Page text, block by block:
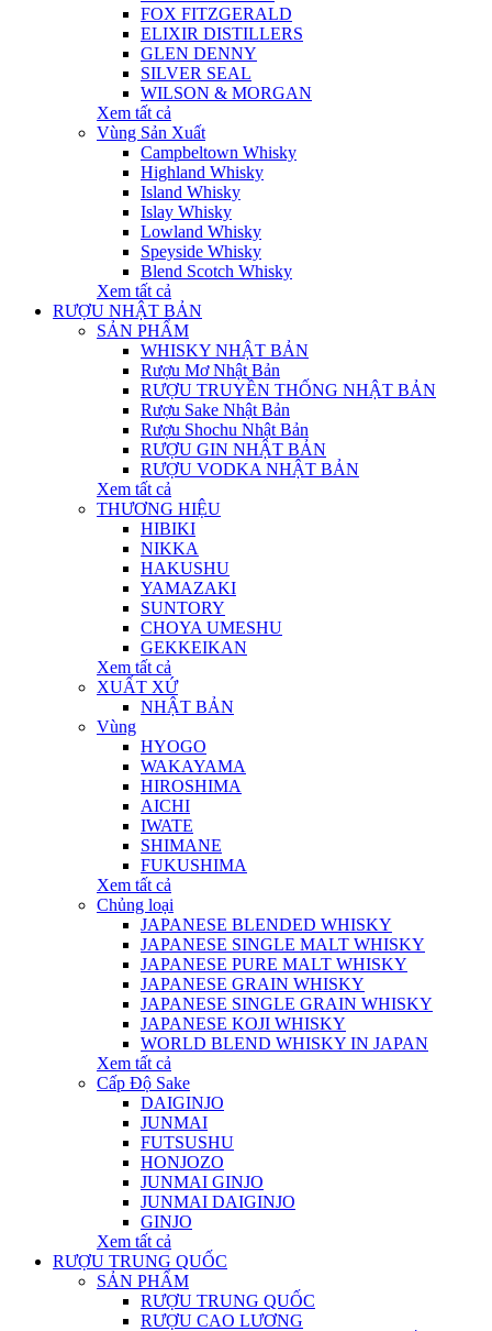
FOX FITZGERALD
ELIXIR DISTILLERS
GLEN DENNY
SILVER SEAL
WILSON & MORGAN
Xem tất cả
Vùng Sản Xuất
Campbeltown Whisky
Highland Whisky
Island Whisky
Islay Whisky
Lowland Whisky
Speyside Whisky
Blend Scotch Whisky
Xem tất cả
RƯỢU NHẬT BẢN
SẢN PHẨM
WHISKY NHẬT BẢN
Rượu Mơ Nhật Bản
RƯỢU TRUYỀN THỐNG NHẬT BẢN
Rượu Sake Nhật Bản
Rượu Shochu Nhật Bản
RƯỢU GIN NHẬT BẢN
RƯỢU VODKA NHẬT BẢN
Xem tất cả
THƯƠNG HIỆU
HIBIKI
NIKKA
HAKUSHU
YAMAZAKI
SUNTORY
CHOYA UMESHU
GEKKEIKAN
Xem tất cả
XUẤT XỨ
NHẬT BẢN
Vùng
HYOGO
WAKAYAMA
HIROSHIMA
AICHI
IWATE
SHIMANE
FUKUSHIMA
Xem tất cả
Chủng loại
JAPANESE BLENDED WHISKY
JAPANESE SINGLE MALT WHISKY
JAPANESE PURE MALT WHISKY
JAPANESE GRAIN WHISKY
JAPANESE SINGLE GRAIN WHISKY
JAPANESE KOJI WHISKY
WORLD BLEND WHISKY IN JAPAN
Xem tất cả
Cấp Độ Sake
DAIGINJO
JUNMAI
FUTSUSHU
HONJOZO
JUNMAI GINJO
JUNMAI DAIGINJO
GINJO
Xem tất cả
RƯỢU TRUNG QUỐC
SẢN PHẨM
RƯỢU TRUNG QUỐC
RƯỢU CAO LƯƠNG